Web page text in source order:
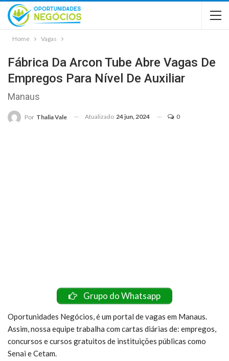
Home Vagas
Fábrica Da Arcon Tube Abre Vagas De
Empregos Para Nível De Auxiliar
Manaus
Por Thalia Vale Atualizado 24 jun, 2024 0
Grupo do Whatsapp
Oportunidades Negócios, é um portal de vagas em Manaus.
Assim, nossa equipe trabalha com cartas diárias de: empregos,
concursos e cursos gratuitos de instituições públicas como
Senai e Cetam.